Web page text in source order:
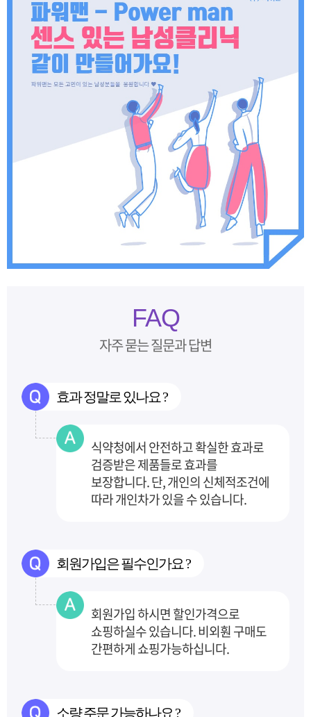
FAQ
자주 묻는 질문과 답변
효과 정말로 있나요 ?
식약청에서 안전하고 확실한 효과로
검증받은 제품들로 효과를
보장합니다.단, 개인의 신체적조건에
따라 개인차가 있을 수 있습니다.
회원가입은 필수인가요 ?
회원가입 하시면 할인가격으로
쇼핑하실수 있습니다. 비외훤 구매도
간편하게 쇼핑가능하십니다.
소량 주문 가능하나요 ?